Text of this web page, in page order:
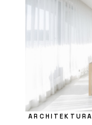
ARCHITEKTURA